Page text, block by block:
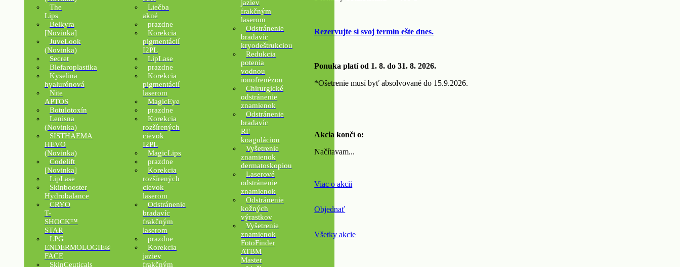
The
Lips
Belkyra
[Novinka]
JuveLook
(Novinka)
Secret
Blefaroplastika
Kyselina
hyalurónová
Nite
APTOS
Botulotoxín
Lenisna
(Novinka)
SISTHAEMA
HEVO
(Novinka)
Codelift
[Novinka]
LipLase
Skinbooster
Hydrobalance
CRYO
T-
SHOCK™
STAR
LPG
ENDERMOLOGIE®
FACE
SkinCeuticals
Liečba
akné
prazdne
Korekcia
pigmentácií
I2PL
LipLase
prazdne
Korekcia
pigmentácií
laserom
MagicEye
prazdne
Korekcia
rozšírených
cievok
I2PL
MagicLips
prazdne
Korekcia
rozšírených
cievok
laserom
Odstránenie
bradavíc
frakčným
laserom
prazdne
Korekcia
jaziev
frakčným
jaziev
frakčným
laserom
Odstránenie
bradavíc
kryodeštrukciou
Redukcia
potenia
vodnou
ionofrenézou
Chirurgické
odstránenie
znamienok
Odstránenie
bradavíc
RF
koaguláciou
Vyšetrenie
znamienok
dermatoskopiou
Laserové
odstránenie
znamienok
Odstránenie
kožných
výrastkov
Vyšetrenie
znamienok
FotoFinder
ATBM
Master
Rezervujte si svoj termín ešte dnes.
Ponuka platí od 1. 8. do 31. 8. 2026.
*Ošetrenie musí byť absolvované do 15.9.2026.
Akcia končí o:
Načítavam...
Viac o akcii
Objednať
Všetky akcie